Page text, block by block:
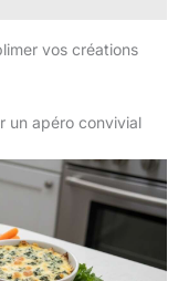
vos créations
un apéro convivial